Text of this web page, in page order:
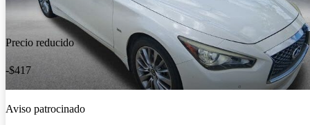
Precio reducido
-$417
Aviso patrocinado